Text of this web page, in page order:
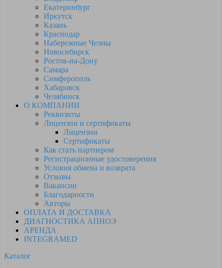
Екатеринбург
Иркутск
Казань
Краснодар
Набережные Челны
Новосибирск
Ростов-на-Дону
Самара
Симферополь
Хабаровск
Челябинск
О КОМПАНИИ
Реквизиты
Лицензии и сертификаты
Лицензии
Сертификаты
Как стать партнером
Регистрационные удостоверения
Условия обмена и возврата
Отзывы
Вакансии
Благодарности
Авторы
ОПЛАТА И ДОСТАВКА
ДИАГНОСТИКА АПНОЭ
АРЕНДА
INTEGRAMED
Каталог